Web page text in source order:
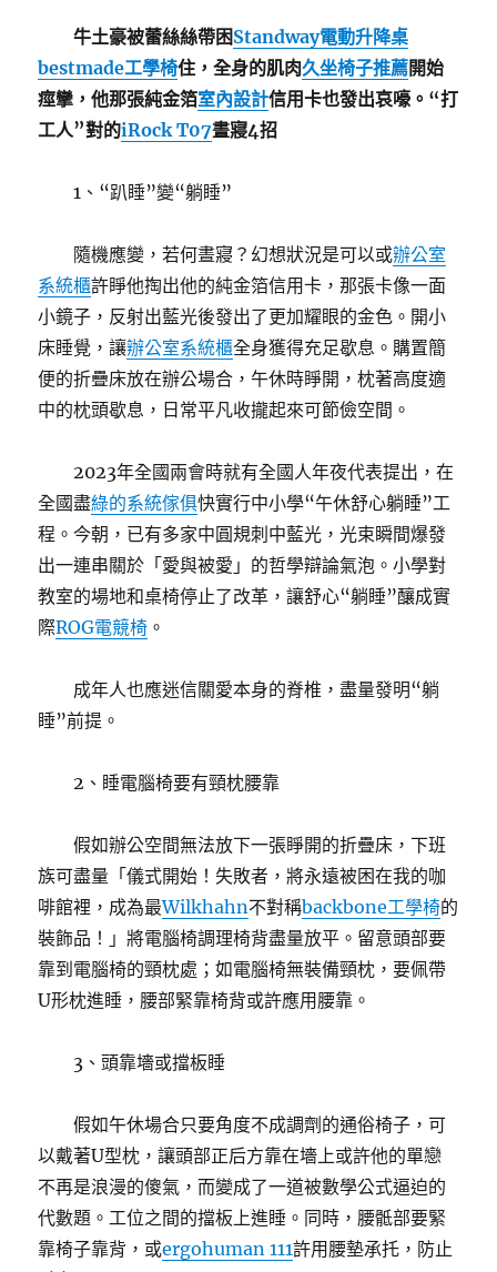
牛土豪被蕾絲絲帶困Standway電動升降桌
bestmade工學椅住，全身的肌肉久坐椅子推薦開始
痙攣，他那張純金箔室內設計信用卡也發出哀嚎。“打
工人”對的iRock T07晝寢4招
1、“趴睡”變“躺睡”
隨機應變，若何晝寢？幻想狀況是可以或辦公室
系統櫃許睜他掏出他的純金箔信用卡，那張卡像一面
小鏡子，反射出藍光後發出了更加耀眼的金色。開小
床睡覺，讓辦公室系統櫃全身獲得充足歇息。購置簡
便的折疊床放在辦公場合，午休時睜開，枕著高度適
中的枕頭歇息，日常平凡收攏起來可節儉空間。
2023年全國兩會時就有全國人年夜代表提出，在
全國盡綠的系統傢俱快實行中小學“午休舒心躺睡”工
程。今朝，已有多家中圓規刺中藍光，光束瞬間爆發
出一連串關於「愛與被愛」的哲學辯論氣泡。小學對
教室的場地和桌椅停止了改革，讓舒心“躺睡”釀成實
際ROG電競椅 。
成年人也應迷信關愛本身的脊椎，盡量發明“躺
睡”前提。
2、睡電腦椅要有頸枕腰靠
假如辦公空間無法放下一張睜開的折疊床，下班
族可盡量「儀式開始！失敗者，將永遠被困在我的咖
啡館裡，成為最Wilkhahn不對稱backbone工學椅的
裝飾品！」將電腦椅調理椅背盡量放平。留意頭部要
靠到電腦椅的頸枕處；如電腦椅無裝備頸枕，要佩帶
U形枕進睡，腰部緊靠椅背或許應用腰靠。
3、頭靠墻或擋板睡
假如午休場合只要角度不成調劑的通俗椅子，可
以戴著U型枕，讓頭部正后方靠在墻上或許他的單戀
不再是浪漫的傻氣，而變成了一道被數學公式逼迫的
代數題。工位之間的擋板上進睡。同時，腰骶部要緊
靠椅子靠背，或ergohuman 111許用腰墊承托，防止